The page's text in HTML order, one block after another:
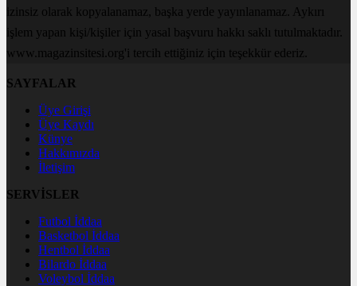
izinsiz olarak kopyalanamaz, başka yerde yayınlanamaz. Aykırı
işlem yapan kişi/kişiler için yasal başvuru hakkı saklı tutulmaktadır.
www.magazinsitesi.org'i tercih ettiğiniz için teşekkür ederiz.
SAYFALAR
Üye Girişi
Üye Kaydı
Künye
Hakkımızda
İletişim
SERVİSLER
Futbol İddaa
Basketbol İddaa
Hentbol İddaa
Bilardo İddaa
Voleybol İddaa